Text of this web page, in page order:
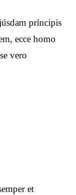
príncipis
ecce homo
vero
et